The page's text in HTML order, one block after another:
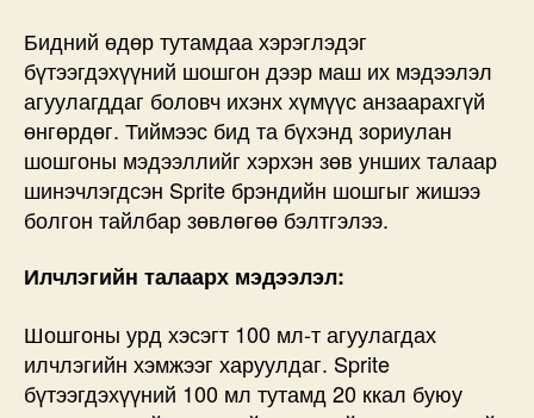
Бидний өдөр тутамдаа хэрэглэдэг
бүтээгдэхүүний шошгон дээр маш их мэдээлэл
агуулагддаг боловч ихэнх хүмүүс анзаарахгүй
өнгөрдөг. Тиймээс бид та бүхэнд зориулан
шошгоны мэдээллийг хэрхэн зөв унших талаар
шинэчлэгдсэн Sprite брэндийн шошгыг жишээ
болгон тайлбар зөвлөгөө бэлтгэлээ.
Илчлэгийн талаарх мэдээлэл:
Шошгоны урд хэсэгт 100 мл-т агуулагдах
илчлэгийн хэмжээг харуулдаг. Sprite
бүтээгдэхүүний 100 мл тутамд 20 ккал буюу